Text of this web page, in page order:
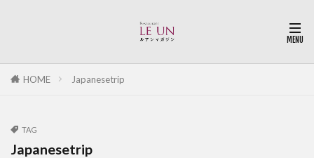
HOME Japanesetrip
TAG
Japanesetrip